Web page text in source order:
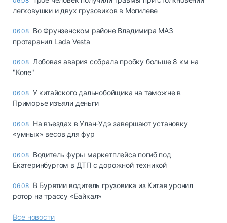
легковушки и двух грузовиков в Могилеве
06.08 Во Фрунзенском районе Владимира МАЗ
протаранил Lada Vesta
06.08 Лобовая авария собрала пробку больше 8 км на
"Коле"
06.08 У китайского дальнобойщика на таможне в
Приморье изъяли деньги
06.08 Ha въeздax в Улaн-Удэ зaвepшaют ycтaнoвкy
«yмныx» вecoв для фyp
06.08 Водитель фуры маркетплейса погиб под
Екатеринбургом в ДТП с дорожной техникой
06.08 В Бурятии водитель грузовика из Китая уронил
ротор на трассу «Байкал»
Все новости